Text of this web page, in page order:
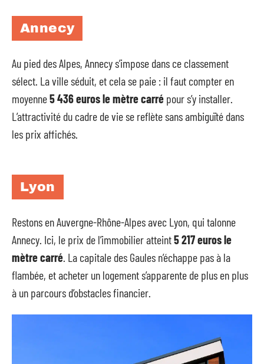
Annecy
Au pied des Alpes, Annecy s’impose dans ce classement
sélect. La ville séduit, et cela se paie : il faut compter en
moyenne5 436 euros le mètre carré pour s’y installer.
L’attractivité du cadre de vie se reflète sans ambiguïté dans
les prix affichés.
Lyon
Restons en Auvergne-Rhône-Alpes avec Lyon, qui talonne
Annecy. Ici, le prix de l’immobilier atteint5 217 euros le
mètre carré . La capitale des Gaules n’échappe pas à la
flambée, et acheter un logement s’apparente de plus en plus
à un parcours d’obstacles financier.